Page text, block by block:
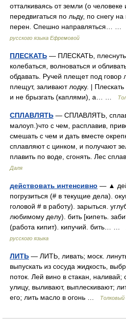
отталкиваясь от земли (о
передвигаться по льду, по снегу
перен. Спешно направляться… …
русского языка Ефремовой
ПЛЕСКАТЬ — ПЛЕСКАТЬ, плеснуть,
колебаться, волноваться и
обдавать. Ручей плещет под говор
плещут, заливают лодку. |
и не брызгать (каплями), а… …
СПЛАВЛЯТЬ — СПЛАВЛЯТЬ,
малоуп.)что с чем, расплавив,
смешать с чем и дать вместе
сплавляют с цинком, и получают
плавить по воде, сгонять. Лес
Даля
действовать интенсивно — ▲
погрузиться (# в текущие дела).
головой # в работу). зарыться.
любимому делу). бить [кипеть.
(работа кипит). кипучий. бить… …
русского языка
ЛИТЬ — ЛИТЬ, ливать; моск.
выпускать из сосуда жидкость,
поток. Лей вино в стакан,
улицу, выливают, выплескивают;
его; лить масло в огонь …
Толковый